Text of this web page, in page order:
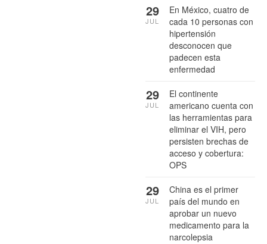
En México, cuatro de
cada 10 personas con
hipertensión
desconocen que
padecen esta
enfermedad
29
JUL
El continente
americano cuenta con
las herramientas para
eliminar el VIH, pero
persisten brechas de
acceso y cobertura:
OPS
29
JUL
China es el primer
país del mundo en
aprobar un nuevo
medicamento para la
narcolepsia
29
JUL